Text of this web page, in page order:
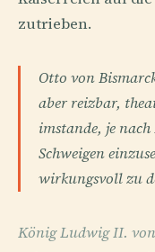
zutrieben.
Otto von
aber reizbar,
imstande, je
Schweigen
wirkungsvoll zu
König Ludwig II.